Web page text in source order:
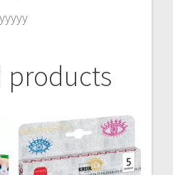
yyyyy
products